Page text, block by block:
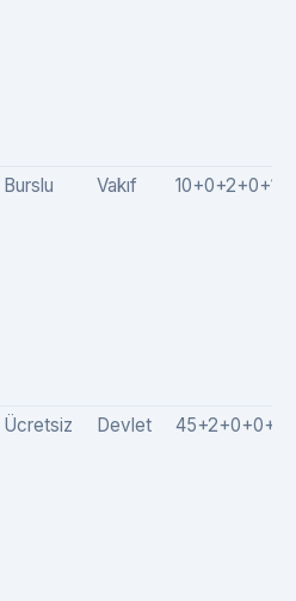
Burslu Vakıf 10+0+2+0+1
Ücretsiz Devlet 45+2+0+0+0